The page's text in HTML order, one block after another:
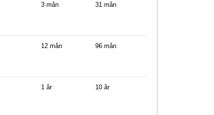
3 mån 31 mån
12 mån 96 mån
1 år 10 år